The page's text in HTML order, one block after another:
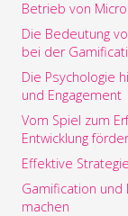
Betrieb von
Die Bedeutung
bei der
Die Psychologie
und Engagement
Vom Spiel zum
Entwicklung
Effektive
Gamification
machen